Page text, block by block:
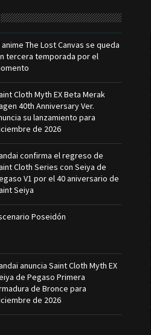
anime The Lost Canvas se queda
tercera temporada por el
Cloth Myth EX Beta Merak
40th Anniversary Ver.
su lanzamiento para
de 2026
confirma el regreso de
Cloth Series con Seiya de
V1 por el 40 aniversario de
Seiya
Poseidón
anuncia Saint Cloth Myth EX
de Pegaso Primera
de Bronce para
de 2026